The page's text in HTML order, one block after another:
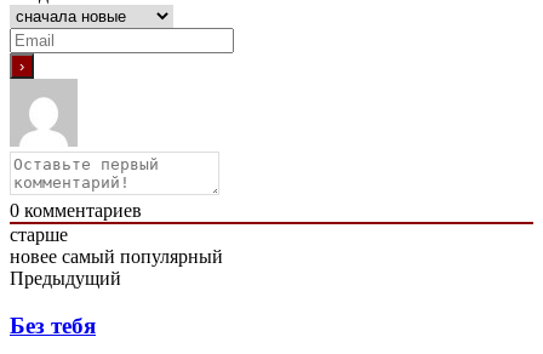
0 комментариев
старше
новее самый популярный
Предыдущий
Без тебя